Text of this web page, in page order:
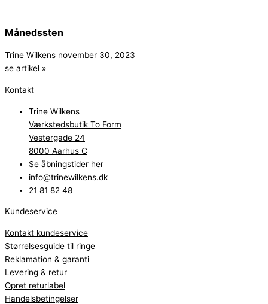
Månedssten
Trine Wilkens november 30, 2023
se artikel »
Kontakt
Trine Wilkens
Værkstedsbutik To Form
Vestergade 24
8000 Aarhus C
Se åbningstider her
info@trinewilkens.dk
21 81 82 48
Kundeservice
Kontakt kundeservice
Størrelsesguide til ringe
Reklamation & garanti
Levering & retur
Opret returlabel
Handelsbetingelser